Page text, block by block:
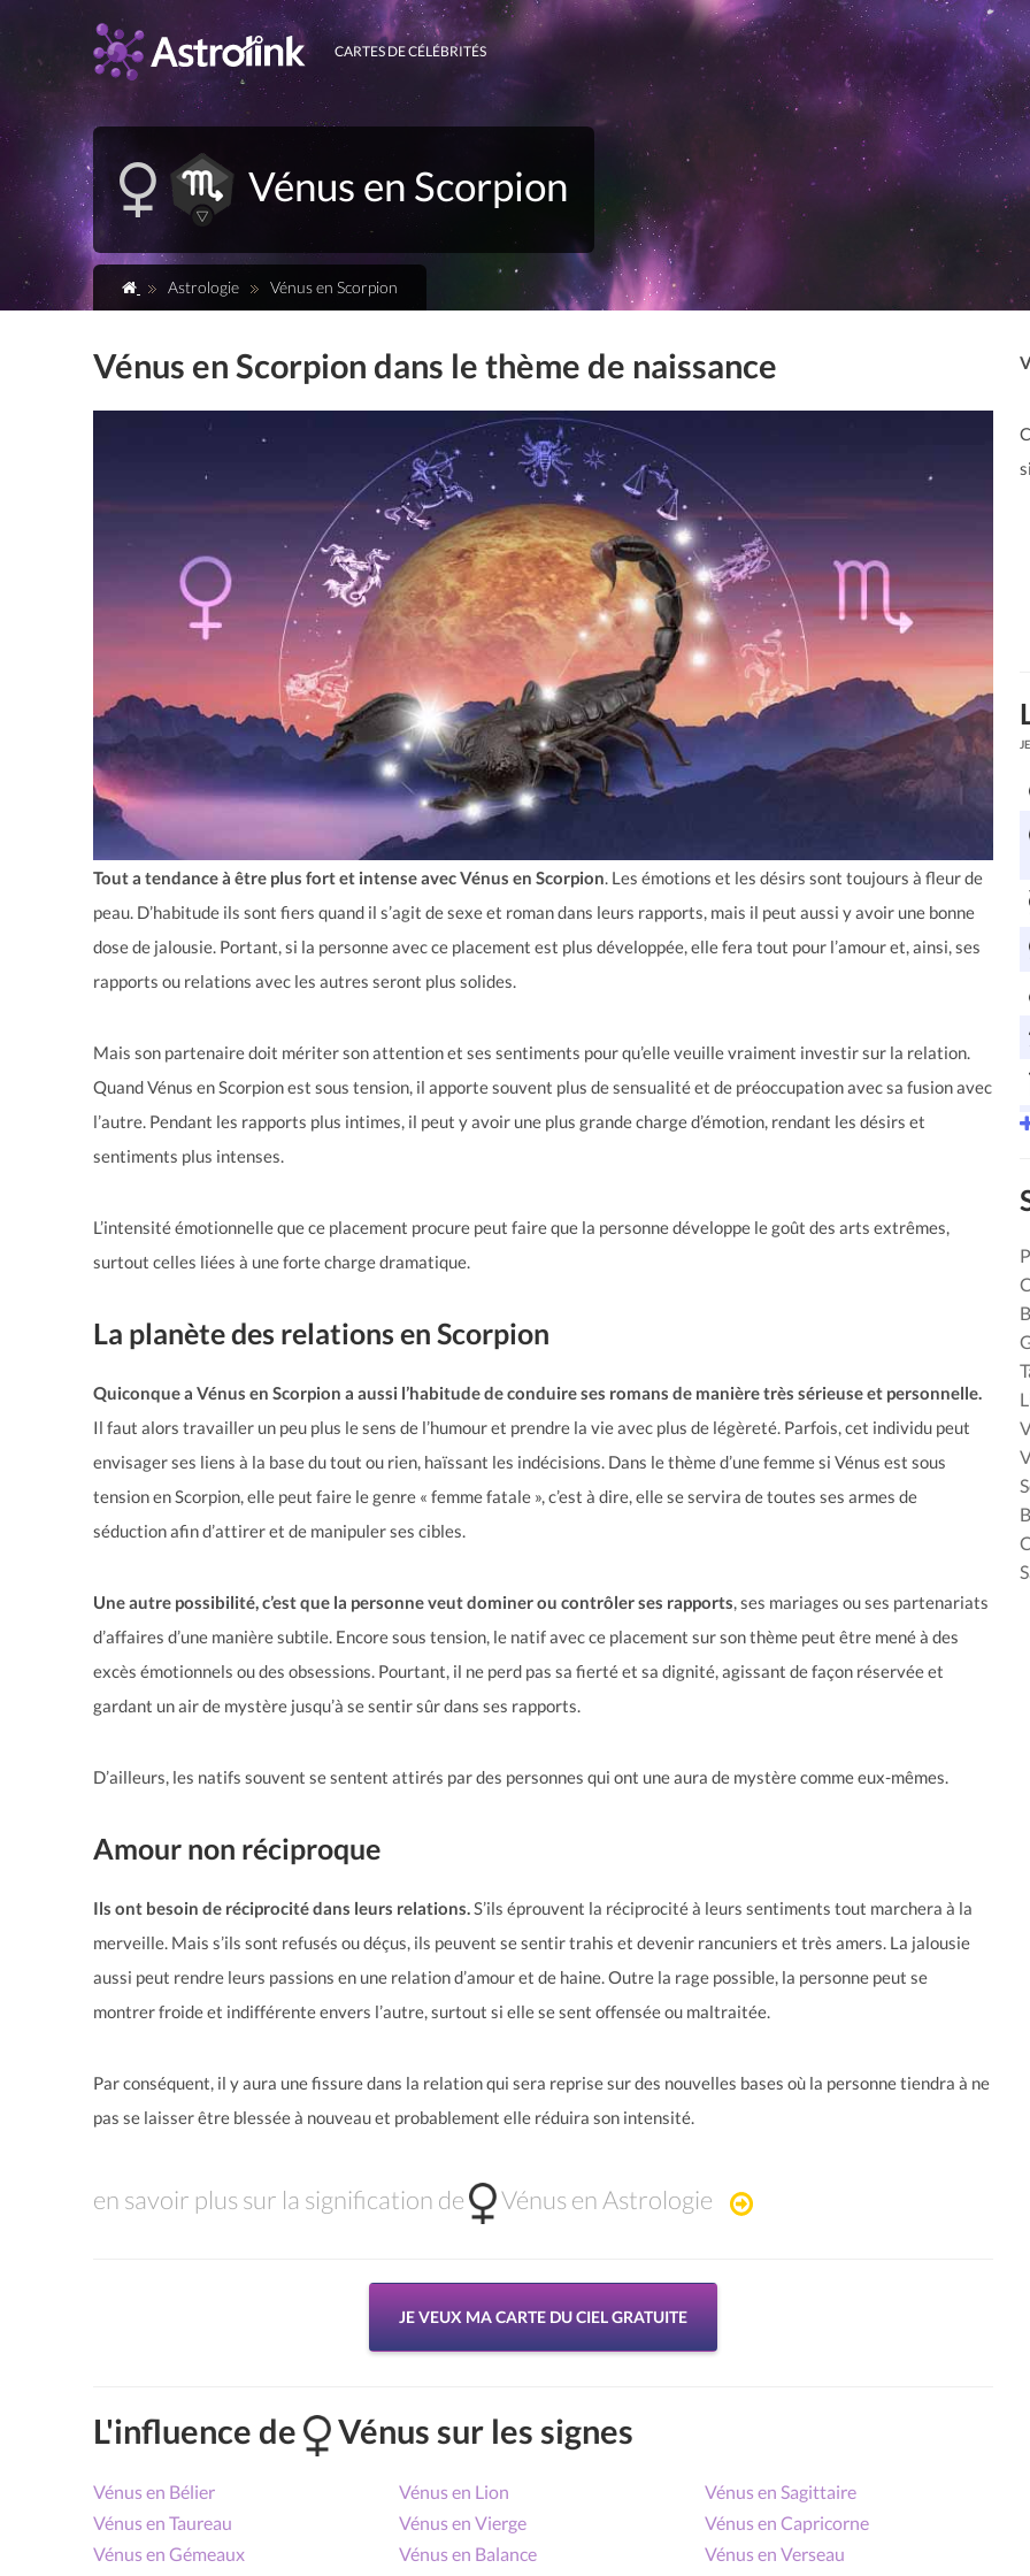
CARTES DE CÉLÉBRITÉS
Vénus en Scorpion
Astrologie Vénus en Scorpion
Vénus en Scorpion dans le thème de naissance
Tout a tendance à être plus fort et intense avec Vénus en Scorpion. Les émotions et les désirs sont toujours à fleur de
peau. D’habitude ils sont fiers quand il s’agit de sexe et roman dans leurs rapports, mais il peut aussi y avoir une bonne
dose de jalousie. Portant, si la personne avec ce placement est plus développée, elle fera tout pour l’amour et, ainsi, ses
rapports ou relations avec les autres seront plus solides.
Mais son partenaire doit mériter son attention et ses sentiments pour qu’elle veuille vraiment investir sur la relation.
Quand Vénus en Scorpion est sous tension, il apporte souvent plus de sensualité et de préoccupation avec sa fusion avec
l’autre. Pendant les rapports plus intimes, il peut y avoir une plus grande charge d’émotion, rendant les désirs et
sentiments plus intenses.
L’intensité émotionnelle que ce placement procure peut faire que la personne développe le goût des arts extrêmes,
surtout celles liées à une forte charge dramatique.
La planète des relations en Scorpion
Quiconque a Vénus en Scorpion a aussi l’habitude de conduire ses romans de manière très sérieuse et personnelle.
Il faut alors travailler un peu plus le sens de l’humour et prendre la vie avec plus de légèreté. Parfois, cet individu peut
envisager ses liens à la base du tout ou rien, haïssant les indécisions. Dans le thème d’une femme si Vénus est sous
tension en Scorpion, elle peut faire le genre « femme fatale », c’est à dire, elle se servira de toutes ses armes de
séduction afin d’attirer et de manipuler ses cibles.
Une autre possibilité, c’est que la personne veut dominer ou contrôler ses rapports, ses mariages ou ses partenariats
d’affaires d’une manière subtile. Encore sous tension, le natif avec ce placement sur son thème peut être mené à des
excès émotionnels ou des obsessions. Pourtant, il ne perd pas sa fierté et sa dignité, agissant de façon réservée et
gardant un air de mystère jusqu’à se sentir sûr dans ses rapports.
D’ailleurs, les natifs souvent se sentent attirés par des personnes qui ont une aura de mystère comme eux-mêmes.
Amour non réciproque
Ils ont besoin de réciprocité dans leurs relations.S’ils éprouvent la réciprocité à leurs sentiments tout marchera à la
merveille. Mais s’ils sont refusés ou déçus, ils peuvent se sentir trahis et devenir rancuniers et très amers. La jalousie
aussi peut rendre leurs passions en une relation d’amour et de haine. Outre la rage possible, la personne peut se
montrer froide et indifférente envers l’autre, surtout si elle se sent offensée ou maltraitée.
Par conséquent, il y aura une fissure dans la relation qui sera reprise sur des nouvelles bases où la personne tiendra à ne
pas se laisser être blessée à nouveau et probablement elle réduira son intensité.
en savoir plus sur la signification de Vénus en Astrologie
JE VEUX MA CARTE DU CIEL GRATUITE
L'influence de Vénus sur les signes
Vénus en Bélier
Vénus en Taureau
Vénus en Gémeaux
Vénus en Lion
Vénus en Vierge
Vénus en Balance
Vénus en Sagittaire
Vénus en Capricorne
Vénus en Verseau